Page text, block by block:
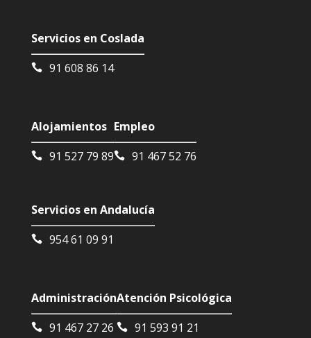
Servicios en Coslada
91 608 86 14
Alojamientos
91 527 79 89
Empleo
91 467 52 76
Servicios en Andalucía
954 61 09 91
Administración
91 467 27 26
Atención Psicológica
91 593 91 21